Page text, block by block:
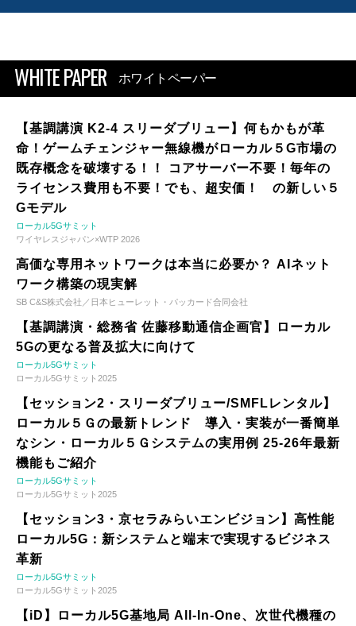
WHITE PAPER ホワイトペーパー
【基調講演 K2-4 スリーダブリュー】何もかもが革
命！ゲームチェンジャー無線機がローカル５G市場の
既存概念を破壊する！！ コアサーバー不要！毎年の
ライセンス費用も不要！でも、超安価！ の新しい５
Gモデル
ローカル5Gサミット
ワイヤレスジャパン×WTP 2026
高価な専用ネットワークは本当に必要か？ AIネット
ワーク構築の現実解
SB C&S株式会社／日本ヒューレット・パッカード合同会社
【基調講演・総務省 佐藤移動通信企画官】ローカル
5Gの更なる普及拡大に向けて
ローカル5Gサミット
ローカル5Gサミット2025
【セッション2・スリーダブリュー/SMFLレンタル】
ローカル５Ｇの最新トレンド 導入・実装が一番簡単
なシン・ローカル５Ｇシステムの実用例 25-26年最新
機能もご紹介
ローカル5Gサミット
ローカル5Gサミット2025
【セッション3・京セラみらいエンビジョン】高性能
ローカル5G：新システムと端末で実現するビジネス
革新
ローカル5Gサミット
ローカル5Gサミット2025
【iD】ローカル5G基地局 All-In-One、次世代機種の